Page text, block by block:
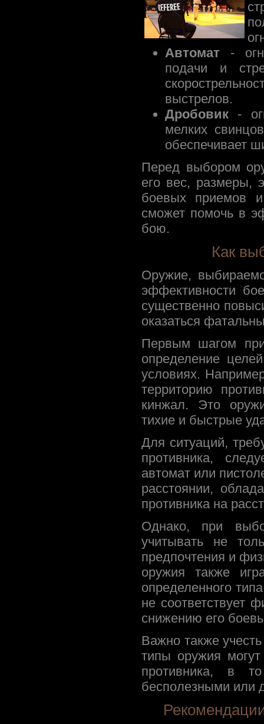
Автомат -
подачи и
выстрелов.
Дробовик -
мелких
обеспечивает
Перед выбором
его вес, размеры,
боевых приемов и
сможет помочь в
бою.
Как
Оружие,
эффективности
существенно
оказаться
Первым шагом
определение
условиях.
территорию
кинжал. Это
тихие и быстрые
Для ситуаций,
противника,
автомат или
расстоянии,
противника на
Однако, при
учитывать не
предпочтения и
оружия также
определенного
не соответствует
снижению его
Важно также
типы оружия
противника, в
бесполезными или